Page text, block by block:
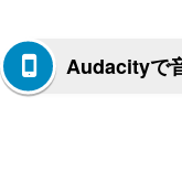
Audacityで